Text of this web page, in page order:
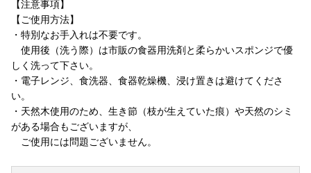
【注意事項】
【ご使用方法】
・特別なお手入れは不要です。
使用後（洗う際）は市販の食器用洗剤と柔らかいスポンジで優
しく洗って下さい。
・電子レンジ、食洗器、食器乾燥機、浸け置きは避けてくださ
い。
・天然木使用のため、生き節（枝が生えていた痕）や天然のシミ
がある場合もございますが、
ご使用には問題ございません。